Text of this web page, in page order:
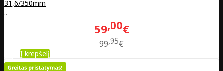
31,6/350mm
..
59 00€
99 95€
Į krepšelį